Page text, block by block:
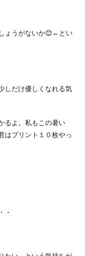
ょうがないか😊←とい
しだけ優しくなれる気
るよ。私もこの暑い
はプリント１０枚やっ
・